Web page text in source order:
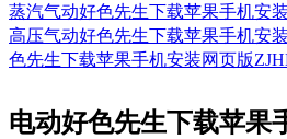
蒸汽气动好色先生下载苹果手机安
高压气动好色先生下载苹果手机安
色先生下载苹果手机安装网页版
电动好色先生下载苹果